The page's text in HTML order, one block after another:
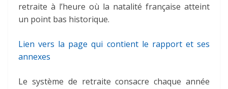
retraite à l’heure où la natalité française atteint
un point bas historique.
Lien vers la page qui contient le rapport et ses
annexes
Le système de retraite consacre chaque année